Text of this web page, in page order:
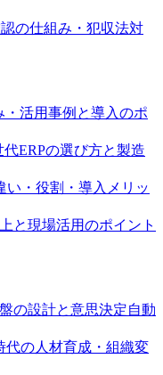
の仕組み・犯収法対
活用事例と導入のポ
ERPの選び方と製造
い・役割・導入メリッ
と現場活用のポイント
の設計と意思決定自動
代の人材育成・組織変